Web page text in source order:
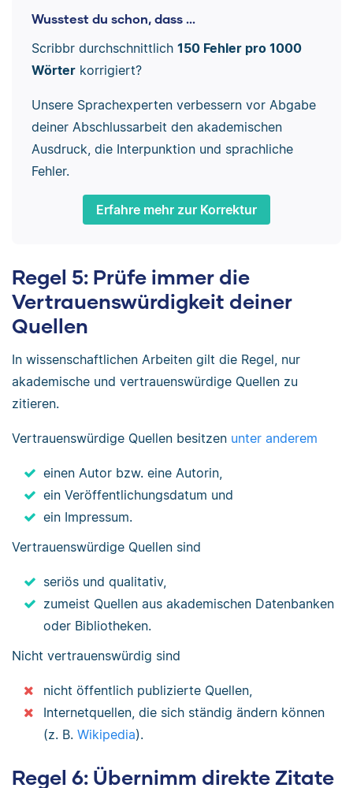
Wusstest du schon, dass ...
Scribbr durchschnittlich 150 Fehler pro 1000
Wörterkorrigiert?
Unsere Sprachexperten verbessern vor Abgabe
deiner Abschlussarbeit den akademischen
Ausdruck, die Interpunktion und sprachliche
Fehler.
Erfahre mehr zur Korrektur
Regel 5: Prüfe immer die
Vertrauenswürdigkeit deiner
Quellen
In wissenschaftlichen Arbeiten gilt die Regel, nur
akademische und vertrauenswürdige Quellen zu
zitieren.
Vertrauenswürdige Quellen besitzen unter anderem
einen Autor bzw. eine Autorin,
ein Veröffentlichungsdatum und
ein Impressum.
Vertrauenswürdige Quellen sind
seriös und qualitativ,
zumeist Quellen aus akademischen Datenbanken
oder Bibliotheken.
Nicht vertrauenswürdig sind
nicht öffentlich publizierte Quellen,
Internetquellen, die sich ständig ändern können
(z. B. Wikipedia).
Regel 6: Übernimm direkte Zitate